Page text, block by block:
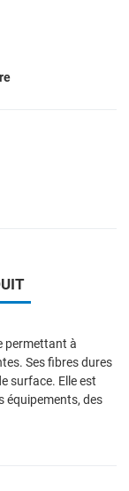
permettant à
Ses fibres dures
surface. Elle est
équipements, des